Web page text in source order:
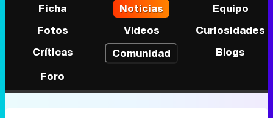
Ficha Noticias
Equipo
Fotos
Vídeos
Curiosidades
Críticas
Comunidad
Blogs
Foro